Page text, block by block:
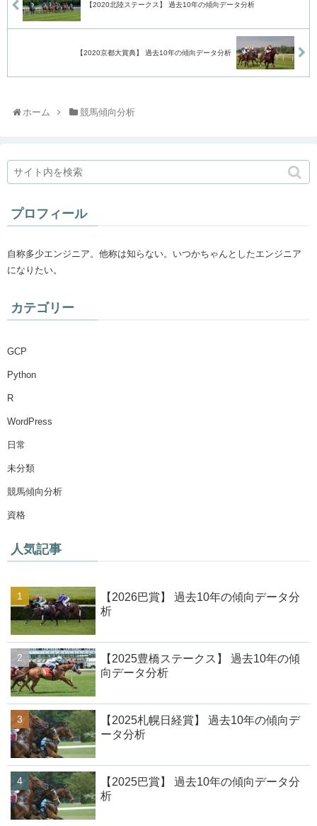
【2020北陸ステークス】 過去10年の傾向データ分析
【2020京都大賞典】 過去10年の傾向データ分析
ホーム 競馬傾向分析
プロフィール
自称多少エンジニア。他称は知らない。いつかちゃんとしたエンジニア
になりたい。
カテゴリー
GCP
Python
R
WordPress
日常
未分類
競馬傾向分析
資格
人気記事
【2026巴賞】 過去10年の傾向データ分
析
【2025豊橋ステークス】 過去10年の傾
向データ分析
【2025札幌日経賞】 過去10年の傾向デ
ータ分析
【2025巴賞】 過去10年の傾向データ分
析